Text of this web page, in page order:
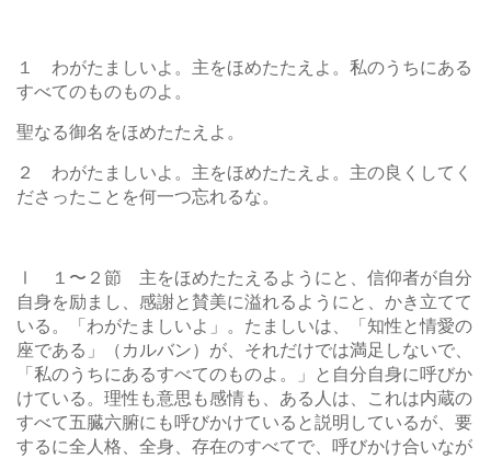
１ わがたましいよ。主をほめたたえよ。私のうちにある
すべてのものものよ。
聖なる御名をほめたたえよ。
２ わがたましいよ。主をほめたたえよ。主の良くしてく
ださったことを何一つ忘れるな。
Ⅰ １〜２節 主をほめたたえるようにと、信仰者が自分
自身を励まし、感謝と賛美に溢れるようにと、かき立てて
いる。「わがたましいよ」。たましいは、「知性と情愛の
座である」（カルバン）が、それだけでは満足しないで、
「私のうちにあるすべてのものよ。」と自分自身に呼びか
けている。理性も意思も感情も、ある人は、これは内蔵の
すべて五臓六腑にも呼びかけていると説明しているが、要
するに全人格、全身、存在のすべてで、呼びかけ合いなが